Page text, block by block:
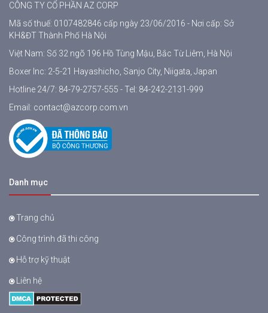
CÔNG TY CỔ PHẦN AZ CORP
Mã số thuế: 0107482846 cấp ngày 23/06/2016 - Nơi cấp: Sở
KH&ĐT Thành Phố Hà Nội
Việt Nam: Số 32 ngõ 196 Hồ Tùng Mậu, Bắc Từ Liêm, Hà Nội
Boxer Inc: 2-5-21 Hayashicho, Sanjo City, Niigata, Japan
Hotline 24/7: 84-79-2757-555 - Tel: 84-242-2131-999
Email: contact@azcorp.com.vn
Danh mục
Trang chủ
Công trình đã thi công
Hỗ trợ kỹ thuật
Liên hệ